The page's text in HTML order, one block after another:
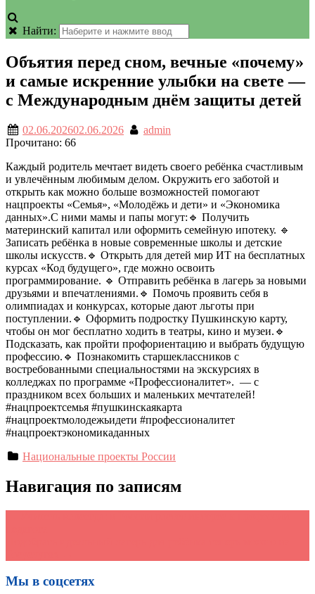
Найти:
Объятия перед сном, вечные «почему»
и самые искренние улыбки на свете —
с Международным днём защиты детей
02.06.202602.06.2026
admin
Прочитано: 66
Каждый родитель мечтает видеть своего ребёнка счастливым
и увлечённым любимым делом. Окружить его заботой и
открыть как можно больше возможностей помогают
нацпроекты «Семья», «Молодёжь и дети» и «Экономика
данных».С ними мамы и папы могут:🔹 Получить
материнский капитал или оформить семейную ипотеку. 🔹
Записать ребёнка в новые современные школы и детские
школы искусств.🔹 Открыть для детей мир ИТ на бесплатных
курсах «Код будущего», где можно освоить
программирование. 🔹 Отправить ребёнка в лагерь за новыми
друзьями и впечатлениями.🔹 Помочь проявить себя в
олимпиадах и конкурсах, которые дают льготы при
поступлении.🔹 Оформить подростку Пушкинскую карту,
чтобы он мог бесплатно ходить в театры, кино и музеи.🔹
Подсказать, как пройти профориентацию и выбрать будущую
профессию.🔹 Познакомить старшеклассников с
востребованными специальностями на экскурсиях в
колледжах по программе «Профессионалитет». — с
праздником всех больших и маленьких мечтателей!
#нацпроектсемья #пушкинскаякарта
#нацпроектмолодежьидети #профессионалитет
#нацпроектэкономикаданных
Национальные проекты России
Навигация по записям
Мы в соцсетях